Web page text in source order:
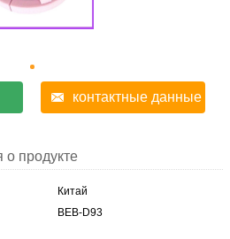
контактные данные
продукте
Китай
BEB-D93